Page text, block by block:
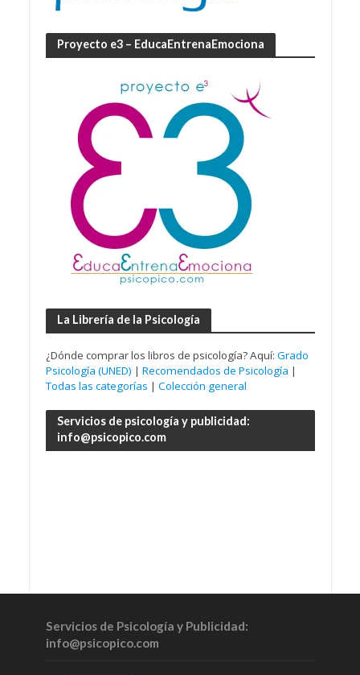
Proyecto e3 – EducaEntrenaEmociona
La Librería de la Psicología
¿Dónde comprar los libros de psicología? Aquí: Grado
Psicología (UNED) | Recomendados de Psicología |
Todas las categorías | Colección general
Servicios de psicología y publicidad:
info@psicopico.com
Servicios de Psicología y Publicidad:
info@psicopico.com